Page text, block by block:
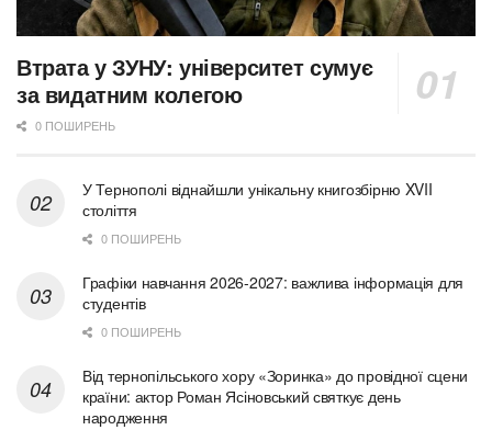
Втрата у ЗУНУ: університет сумує
за видатним колегою
0 ПОШИРЕНЬ
У Тернополі віднайшли унікальну книгозбірню XVII
століття
0 ПОШИРЕНЬ
Графіки навчання 2026-2027: важлива інформація для
студентів
0 ПОШИРЕНЬ
Від тернопільського хору «Зоринка» до провідної сцени
країни: актор Роман Ясіновський святкує день
народження